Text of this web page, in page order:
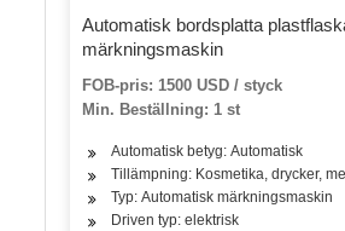
Automatisk bordsplatta
märkningsmaskin
FOB-pris: 1500 USD / styck
Min. Beställning: 1 st
Automatisk betyg: Automatisk
Tillämpning: Kosmetika, drycker,
Typ: Automatisk märkningsmaskin
Driven typ: elektrisk